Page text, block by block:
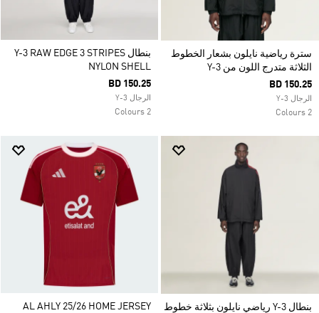
سترة رياضية نايلون بشعار الخطوط
الثلاثة متدرج اللون من Y-3
BD 150.25
الرجال Y-3
2 Colours
بنطال Y-3 RAW EDGE 3 STRIPES
NYLON SHELL
BD 150.25
الرجال Y-3
2 Colours
بنطال Y-3 رياضي نايلون بثلاثة خطوط
AL AHLY 25/26 HOME JERSEY